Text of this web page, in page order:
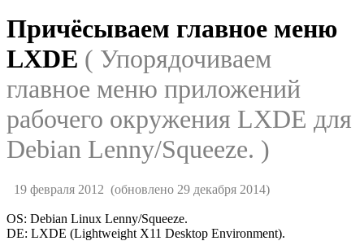
Причёсываем главное меню
LXDE ( Упорядочиваем
главное меню приложений
рабочего окружения LXDE для
Debian Lenny/Squeeze. )
19 февраля 2012 (обновлено 29 декабря 2014)
OS: Debian Linux Lenny/Squeeze.
DE: LXDE (Lightweight X11 Desktop Environment).